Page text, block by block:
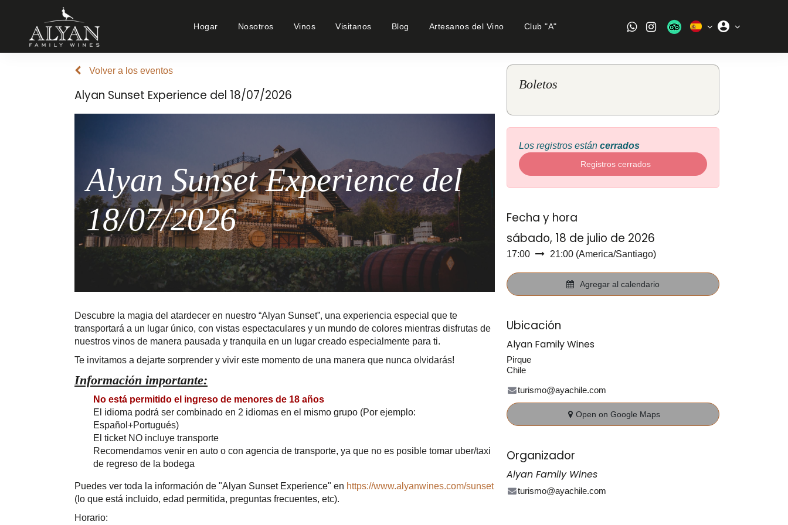
Hogar Nosotros Vinos Visitanos Blog Artesanos del Vino Club "A"
Volver a los eventos
Alyan Sunset Experience del 18/07/2026
Alyan Sunset Experience del
18/07/2026
Descubre la magia del atardecer en nuestro “Alyan Sunset”, una experiencia especial que te
transportará a un lugar único, con vistas espectaculares y un mundo de colores mientras disfrutas de
nuestros vinos de manera pausada y tranquila en un lugar creado especialmente para ti.
Te invitamos a dejarte sorprender y vivir este momento de una manera que nunca olvidarás!
Información importante:
No está permitido el ingreso de menores de 18 años
El idioma podrá ser combinado en 2 idiomas en el mismo grupo (Por ejemplo:
Español+Portugués)
El ticket NO incluye transporte
Recomendamos venir en auto o con agencia de transporte, ya que no es posible tomar uber/taxi
de regreso de la bodega
Puedes ver toda la información de "Alyan Sunset Experience" en https://www.alyanwines.com/sunset
(lo que está incluido, edad permitida, preguntas frecuentes, etc).
Horario:
Boletos
Los registros están cerrados
Registros cerrados
Fecha y hora
sábado, 18 de julio de 2026
17:00 21:00(America/Santiago)
Agregar al calendario
Ubicación
Alyan Family Wines
Pirque
Chile
turismo@ayachile.com
Open on Google Maps
Organizador
Alyan Family Wines
turismo@ayachile.com